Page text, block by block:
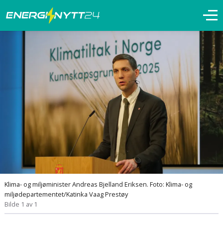
Klima- og miljøminister Andreas Bjelland Eriksen. Foto: Klima- og
miljødepartementet/Katinka Vaag Prestøy
Bilde 1 av 1